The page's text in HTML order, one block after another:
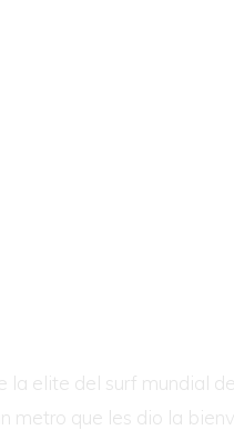
la elite del surf mundial
metro que les dio la